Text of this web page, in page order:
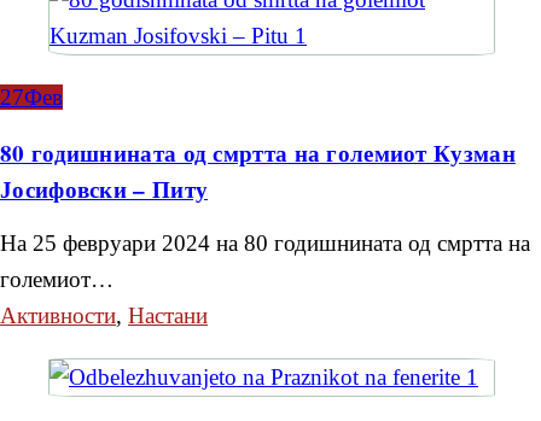
27Фев
80 годишнината од смртта на големиот Кузман
Јосифовски – Питу
На 25 февруари 2024 на 80 годишнината од смртта на
големиот…
Активности, Настани